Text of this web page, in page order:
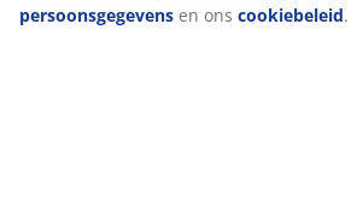
verwerking van persoonsgegevensen ons